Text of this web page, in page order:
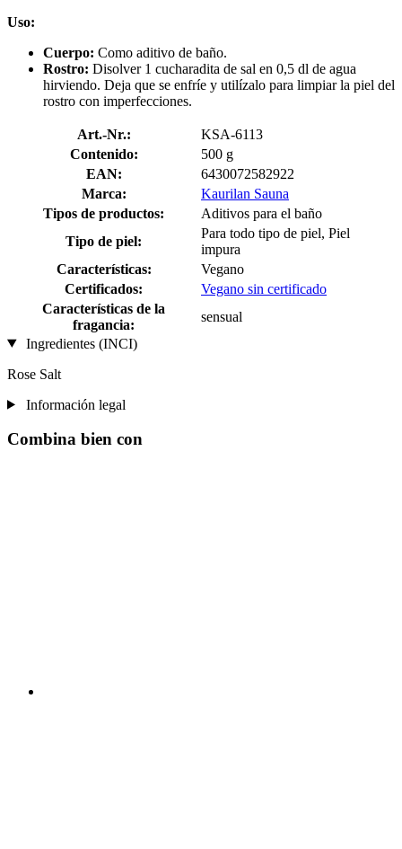
Uso:
Cuerpo: Como aditivo de baño.
Rostro: Disolver 1 cucharadita de sal en 0,5 dl de agua
hirviendo. Deja que se enfríe y utilízalo para limpiar la piel del
rostro con imperfecciones.
Art.-Nr.:
KSA-6113
Contenido:
500 g
EAN:
6430072582922
Marca:
Kaurilan Sauna
Tipos de productos:
Aditivos para el baño
Tipo de piel:
Para todo tipo de piel, Piel
impura
Características:
Vegano
Certificados:
Vegano sin certificado
Características de la
fragancia:
sensual
Ingredientes (INCI)
Rose Salt
Información legal
Combina bien con